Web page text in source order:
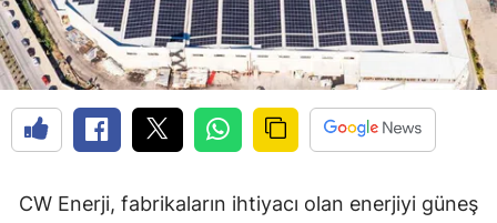
CW Enerji, fabrikaların ihtiyacı olan enerjiyi güneş